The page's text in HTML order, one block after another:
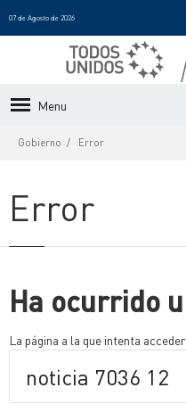
07 de Agosto de 2026
Menu
Gobierno Error
Error
Ha ocurrido
La página a la que intenta